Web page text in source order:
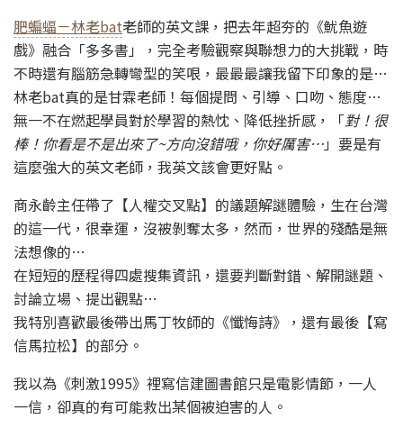
肥蝙蝠－林老bat老師的英文課，把去年超夯的《魷魚遊
戲》融合「多多書」，完全考驗觀察與聯想力的大挑戰，時
不時還有腦筋急轉彎型的笑哏，最最最讓我留下印象的是…
林老bat真的是甘霖老師！每個提問、引導、口吻、態度…
無一不在燃起學員對於學習的熱忱、降低挫折感，「對！很
棒！你看是不是出來了~方向沒錯哦，你好厲害…」要是有
這麼強大的英文老師，我英文該會更好點。
商永齡主任帶了【人權交叉點】的議題解謎體驗，生在台灣
的這一代，很幸運，沒被剝奪太多，然而，世界的殘酷是無
法想像的…
在短短的歷程得四處搜集資訊，還要判斷對錯、解開謎題、
討論立場、提出觀點…
我特別喜歡最後帶出馬丁牧師的《懺悔詩》，還有最後【寫
信馬拉松】的部分。
我以為《刺激1995》裡寫信建圖書館只是電影情節，一人
一信，卻真的有可能救出某個被迫害的人。